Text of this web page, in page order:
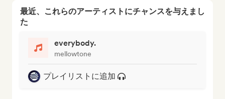
最近、これらのアーティストにチャンスを与えまし
た
everybody.
mellowtone
プレイリストに追加